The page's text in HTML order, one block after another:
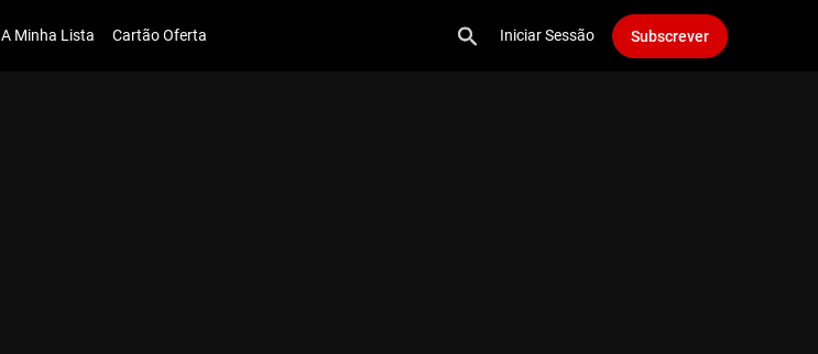
A Minha Lista Cartão Oferta Iniciar Sessão Subscrever